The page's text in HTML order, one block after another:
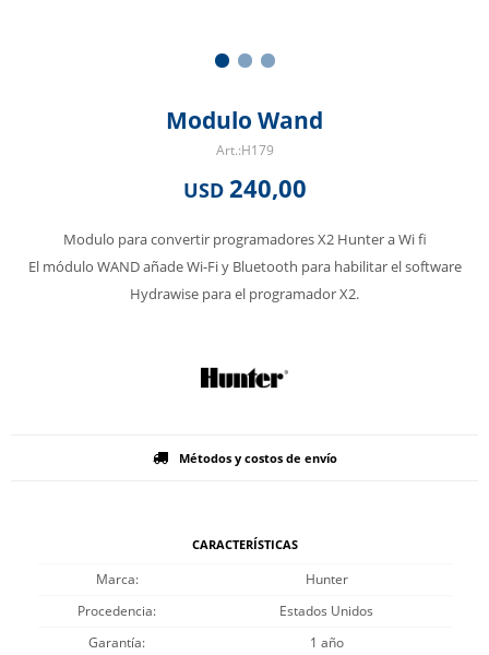
Modulo Wand
H179
USD 240,00
Modulo para convertir programadores X2 Hunter a Wi fi
El módulo WAND añade Wi-Fi y Bluetooth para habilitar el software
Hydrawise para el programador X2.
Métodos y costos de envío
CARACTERÍSTICAS
Marca
Hunter
Procedencia
Estados Unidos
Garantía
1 año